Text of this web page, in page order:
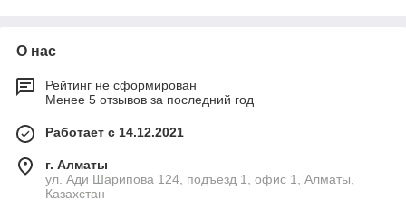
О нас
Рейтинг не сформирован
Менее 5 отзывов за последний год
Работает с 14.12.2021
г. Алматы
ул. Ади Шарипова 124, подъезд 1, офис 1, Алматы,
Казахстан